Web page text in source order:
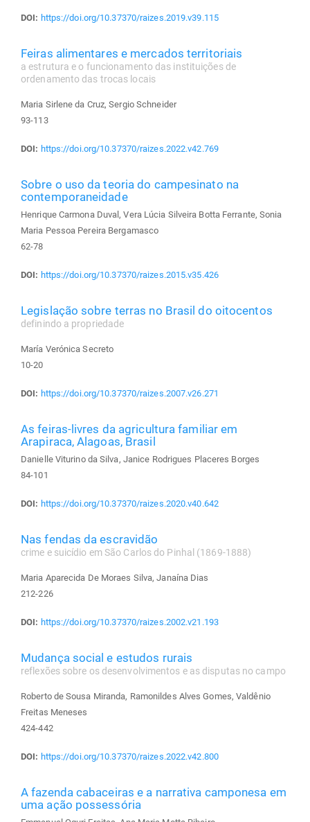
DOI: https://doi.org/10.37370/raizes.2019.v39.115
Feiras alimentares e mercados territoriais
a estrutura e o funcionamento das instituições de
ordenamento das trocas locais
Maria Sirlene da Cruz, Sergio Schneider
93-113
DOI: https://doi.org/10.37370/raizes.2022.v42.769
Sobre o uso da teoria do campesinato na
contemporaneidade
Henrique Carmona Duval, Vera Lúcia Silveira Botta Ferrante, Sonia
Maria Pessoa Pereira Bergamasco
62-78
DOI: https://doi.org/10.37370/raizes.2015.v35.426
Legislação sobre terras no Brasil do oitocentos
definindo a propriedade
María Verónica Secreto
10-20
DOI: https://doi.org/10.37370/raizes.2007.v26.271
As feiras-livres da agricultura familiar em
Arapiraca, Alagoas, Brasil
Danielle Viturino da Silva, Janice Rodrigues Placeres Borges
84-101
DOI: https://doi.org/10.37370/raizes.2020.v40.642
Nas fendas da escravidão
crime e suicídio em São Carlos do Pinhal (1869-1888)
Maria Aparecida De Moraes Silva, Janaína Dias
212-226
DOI: https://doi.org/10.37370/raizes.2002.v21.193
Mudança social e estudos rurais
reflexões sobre os desenvolvimentos e as disputas no campo
Roberto de Sousa Miranda, Ramonildes Alves Gomes, Valdênio
Freitas Meneses
424-442
DOI: https://doi.org/10.37370/raizes.2022.v42.800
A fazenda cabaceiras e a narrativa camponesa em
uma ação possessória